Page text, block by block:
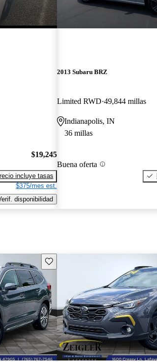
$19,245
incluye tasas
$375/mes est.
disponibilidad
2013 Subaru BRZ
Limited RWD 49,844 millas
Indianapolis, IN
36 millas
Buena oferta
Guarda este Aviso